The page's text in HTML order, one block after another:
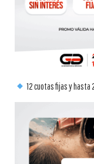
12 cuotas fijas y